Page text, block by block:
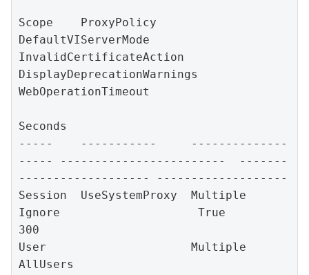
Scope    ProxyPolicy
DefaultVIServerMode
InvalidCertificateAction
DisplayDeprecationWarnings
WebOperationTimeout
Seconds
-----    -----------     --------------
----- ------------------------  -------
------------------- -------------------
Session  UseSystemProxy  Multiple
Ignore                    True
300
User                     Multiple
AllUsers